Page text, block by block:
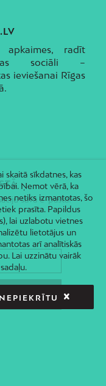
radīt
sociāli –
ieviešanai Rīgas
savā e-pastā!
skaitā sīkdatnes, kas
Ņemot vērā, ka
netiks izmantotas, šo
prasīta. Papildus
lai uzlabotu vietnes
lietotājus un
arī analītiskās
Lai uzzinātu vairāk
NEPIEKRĪTU